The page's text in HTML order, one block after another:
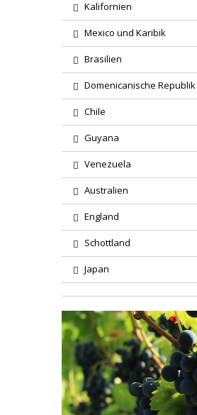
Kalifornien
Mexico und Karibik
Brasilien
Domenicanische Republik
Chile
Guyana
Venezuela
Australien
England
Schottland
Japan